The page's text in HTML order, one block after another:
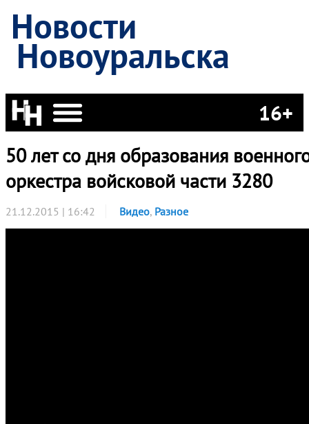
Новости
Новоуральска
16+
50 лет со дня образования
оркестра войсковой части 3280
21.12.2015 | 16:42 Видео, Разное